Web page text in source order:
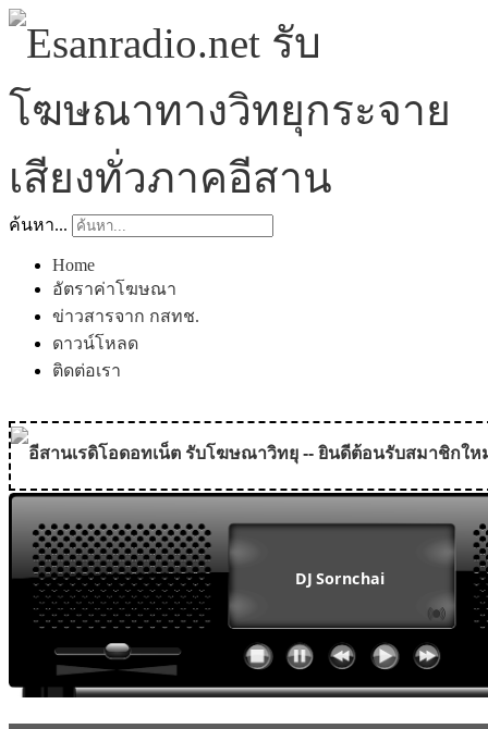
ค้นหา...
Home
อัตราค่าโฆษณา
ข่าวสารจาก กสทช.
ดาวน์โหลด
ติดต่อเรา
อีสานเรดิโอดอทเน็ต รับโฆษณาวิทยุ -- ยินดีต้อนรับสมาชิกใหม่
MODULE SBAHJAOUI YOUTUBE
MODULE SBAHJAOUI MEMORY GAME
MODULE SBAHJAOUI ACCORDION MENU